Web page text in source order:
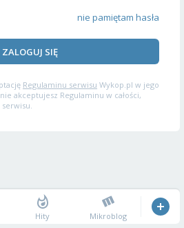
nie pamiętam hasła
ZALOGUJ SIĘ
Regulaminu serwisu Wykop.pl w jego
akceptujesz Regulaminu w całości,
Hity Mikroblog